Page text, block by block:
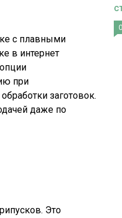
с плавными
в интернет
при
заготовок.
даже по
Это
0